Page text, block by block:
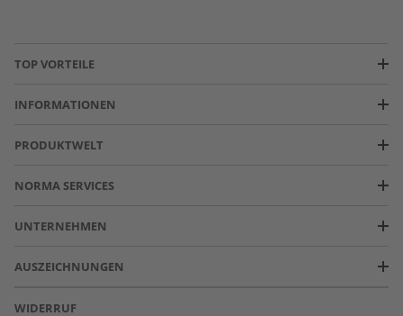
TOP VORTEILE
INFORMATIONEN
PRODUKTWELT
NORMA SERVICES
UNTERNEHMEN
AUSZEICHNUNGEN
WIDERRUF